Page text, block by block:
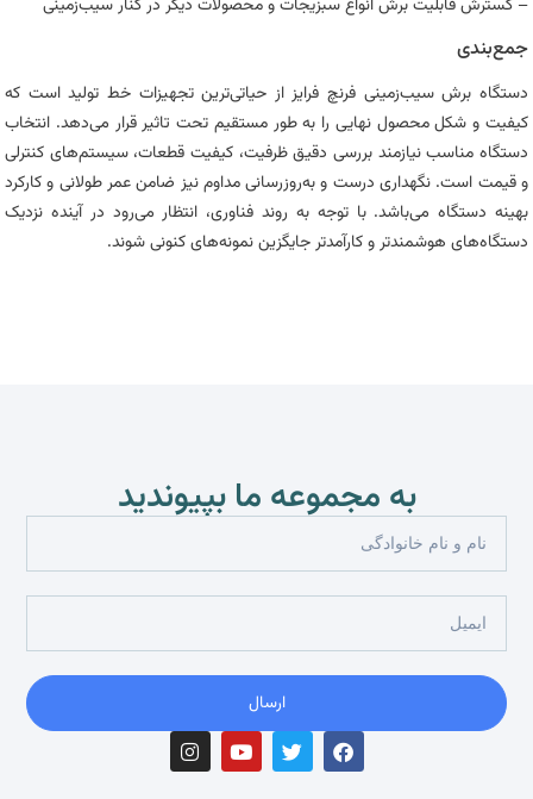
– گسترش قابلیت برش انواع سبزیجات و محصولات دیگر در کنار سیب‌زمینی
جمع‌بندی
دستگاه برش سیب‌زمینی فرنچ فرایز از حیاتی‌ترین تجهیزات خط تولید است که
کیفیت و شکل محصول نهایی را به طور مستقیم تحت تاثیر قرار می‌دهد. انتخاب
دستگاه مناسب نیازمند بررسی دقیق ظرفیت، کیفیت قطعات، سیستم‌های کنترلی
و قیمت است. نگهداری درست و به‌روزرسانی مداوم نیز ضامن عمر طولانی و کارکرد
بهینه دستگاه می‌باشد. با توجه به روند فناوری، انتظار می‌رود در آینده نزدیک
دستگاه‌های هوشمندتر و کارآمدتر جایگزین نمونه‌های کنونی شوند.
به مجموعه ما بپیوندید
ارسال